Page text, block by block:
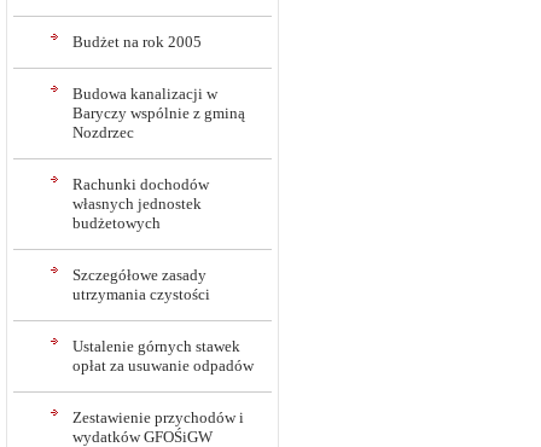
Budżet na rok 2005
Budowa kanalizacji w
Baryczy wspólnie z gminą
Nozdrzec
Rachunki dochodów
własnych jednostek
budżetowych
Szczegółowe zasady
utrzymania czystości
Ustalenie górnych stawek
opłat za usuwanie odpadów
Zestawienie przychodów i
wydatków GFOŚiGW